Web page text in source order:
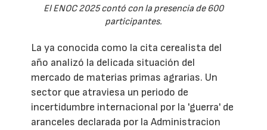
El ENOC 2025 contó con la presencia de 600
participantes.
La ya conocida como la cita cerealista del
año analizó la delicada situación del
mercado de materias primas agrarias. Un
sector que atraviesa un periodo de
incertidumbre internacional por la 'guerra' de
aranceles declarada por la Administracion